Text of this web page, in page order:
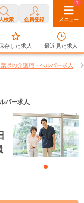
検索 会員登録 メニュー
0
存した求人
1
最近見た求人
県の介護職・ヘルパー求人
パー求人